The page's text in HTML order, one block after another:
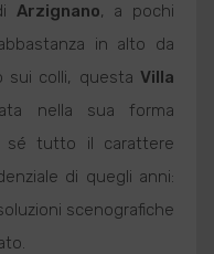
Arzignano, a pochi
in alto da
sui colli, questaVilla
nella sua forma
sé tutto il carattere
di quegli anni:
scenografiche